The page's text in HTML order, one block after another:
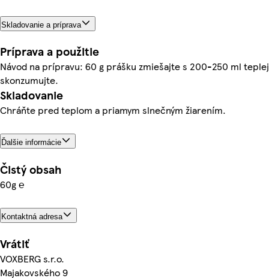
Skladovanie a príprava
Príprava a použitie
Návod na prípravu: 60 g prášku zmiešajte s 200-250 ml
skonzumujte.
Skladovanie
Chráňte pred teplom a priamym slnečným žiarením.
Ďalšie informácie
Čistý obsah
60g ℮
Kontaktná adresa
Vrátiť
VOXBERG s.r.o.
Majakovského 9